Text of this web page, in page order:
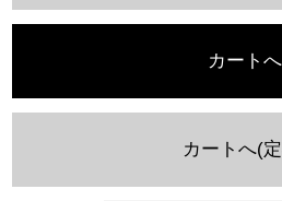
カートへ
カートへ(